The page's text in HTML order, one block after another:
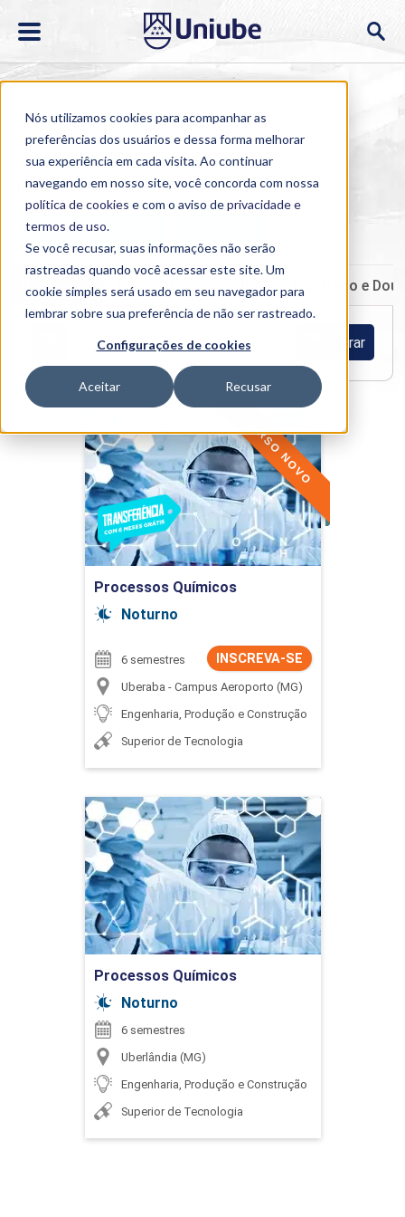
Nós utilizamos cookies para acompanhar as
preferências dos usuários e dessa forma melhorar
sua experiência em cada visita. Ao continuar
navegando em nosso site, você concorda com nossa
política de cookies e com o aviso deprivacidade e
termos de uso.
Se você recusar, suas informações não serão
rastreadas quando você acessar este site. Um
cookie simples será usado em seu navegador para
lembrar sobre sua preferência de não ser rastreado.
Configurações de cookies
Aceitar Recusar
Home > Cursos > Presencial >Graduação
Semipresencial
Graduação Especialização e MBA Mestrado e
Filtrar
Buscar
Processos Químicos
Noturno
CURSO NOVO
INSCREVA-SE
6 semestres
Uberaba - Campus Aeroporto (MG)
Engenharia, Produção e Construção
Superior de Tecnologia
Processos Químicos
Detalhes do curso
Ir para Inscrição
Processos Químicos
Noturno
6 semestres
Uberlândia (MG)
Engenharia, Produção e Construção
Superior de Tecnologia
Processos Químicos
Detalhes do curso
Ir para Inscrição